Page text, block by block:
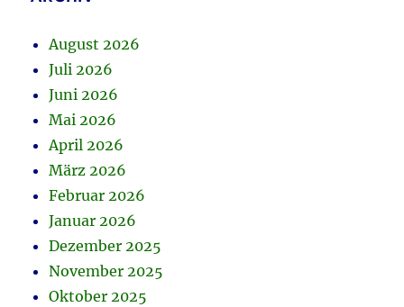
August 2026
Juli 2026
Juni 2026
Mai 2026
April 2026
März 2026
Februar 2026
Januar 2026
Dezember 2025
November 2025
Oktober 2025